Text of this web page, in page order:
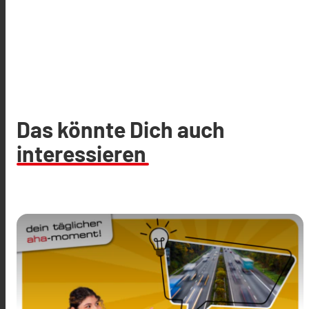
Das könnte Dich auch
interessieren